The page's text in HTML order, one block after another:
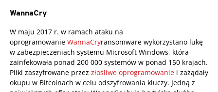
WannaCry
W maju 2017 r. w ramach ataku na
oprogramowanie WannaCryransomware wykorzystano lukę
w zabezpieczeniach systemu Microsoft Windows, która
zainfekowała ponad 200 000 systemów w ponad 150 krajach.
Pliki zaszyfrowane przez złośliwe oprogramowanie i zażądały
okupu w Bitcoinach w celu odszyfrowania kluczy. Jedną z